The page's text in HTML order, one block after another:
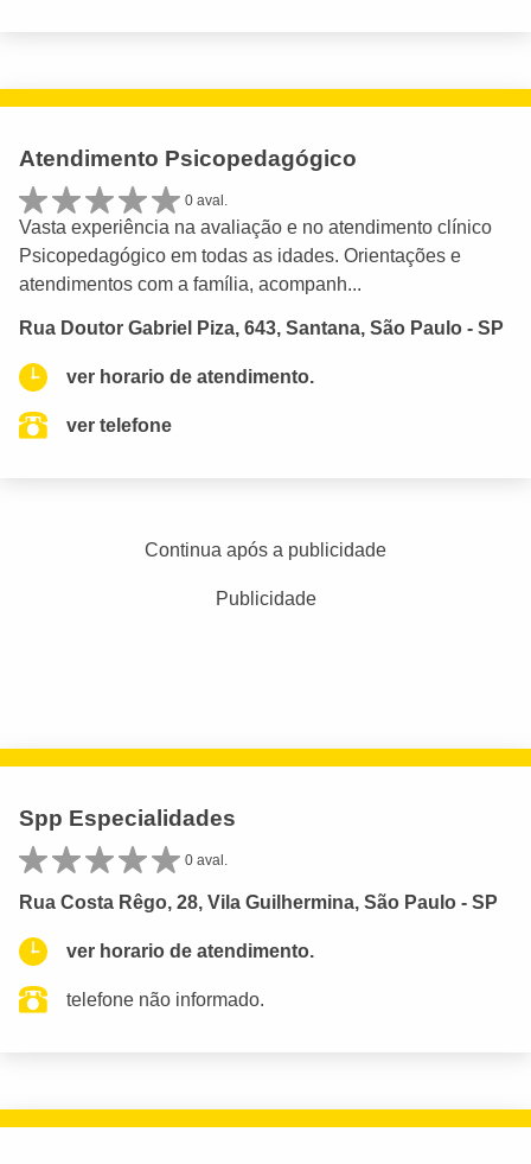
Atendimento Psicopedagógico
0 aval.
Vasta experiência na avaliação e no atendimento clínico
Psicopedagógico em todas as idades. Orientações e
atendimentos com a família, acompanh...
Rua Doutor Gabriel Piza, 643, Santana, São Paulo - SP
ver horario de atendimento.
ver telefone
Continua após a publicidade
Publicidade
Spp Especialidades
0 aval.
Rua Costa Rêgo, 28, Vila Guilhermina, São Paulo - SP
ver horario de atendimento.
telefone não informado.